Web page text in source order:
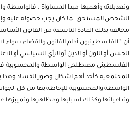
وتعديلاته وأهميها مبداً المساواة . فالواسطة
الشخص المستحق لما كان يجب حصوله عليه
مخالفة بذلك المادة التاسعة من القانون
أن ” الفلسطينيون أمام القانون والقضاء سواء
الجنس أو اللون أو الدين أو الرأي السياسي أو
الفلسطيني مصطلحي الواسطة والمحسوبية في
المجتمعية كأحد أهم اشكال وصور الفساد وهذا
الواسطة والمحسوبية للإحاطه بها من كل
وتداعياتها وكذلك اسبابها ومظاهرها وتمييزها